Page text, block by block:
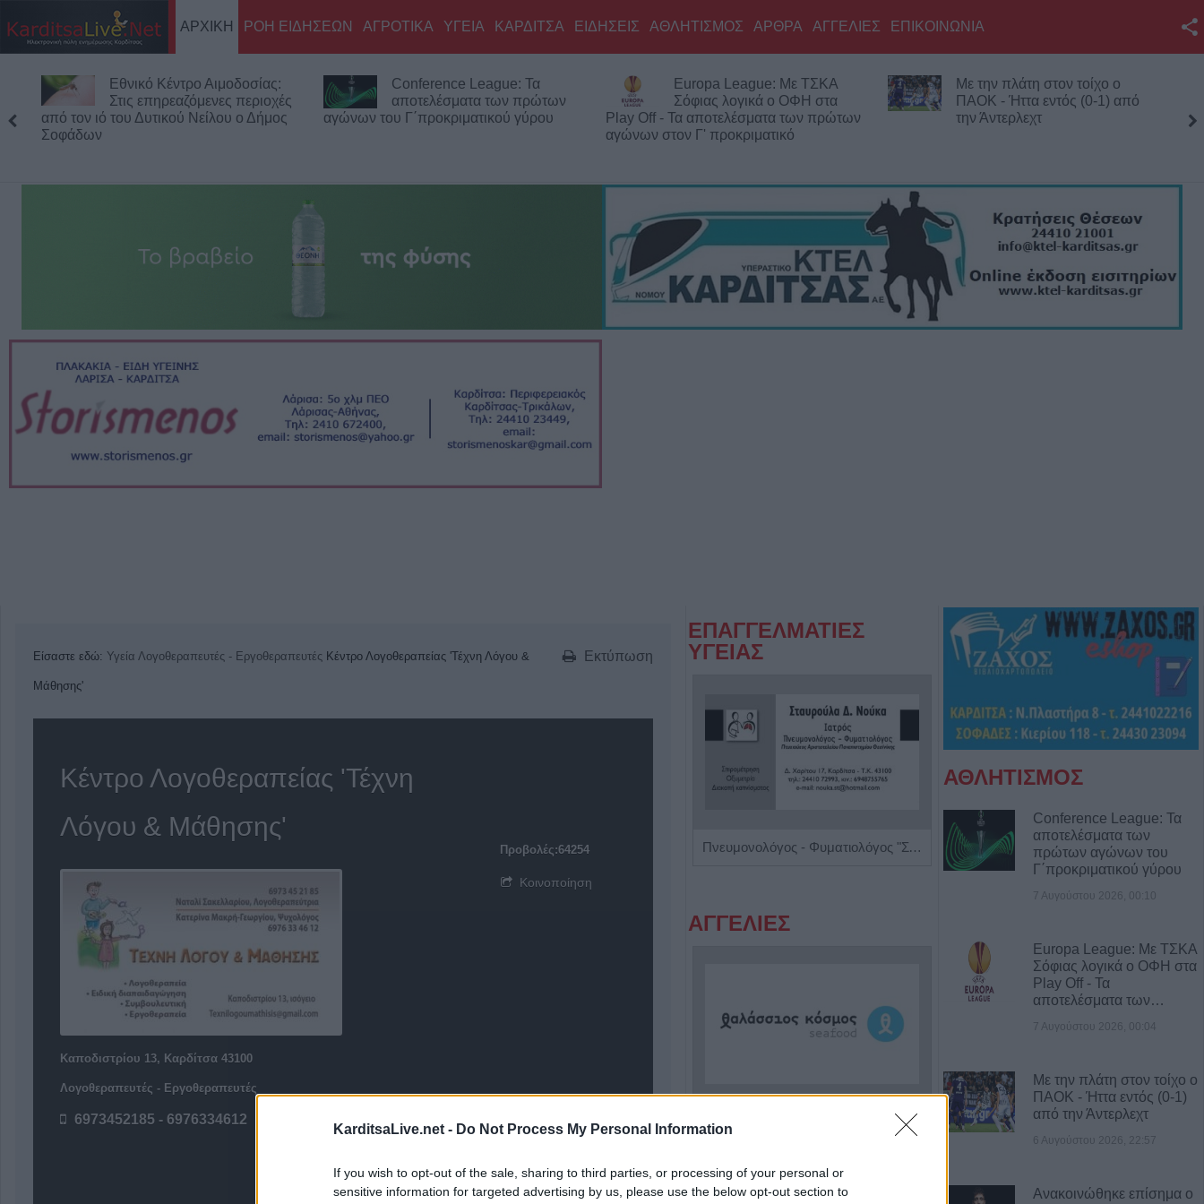
KarditsaLive.net - Do Not Process My Personal Information
If you wish to opt-out of the sale, sharing to third parties, or processing of your personal or
sensitive information for targeted advertising by us, please use the below opt-out section to
Twitter
Επικοινωνία με το
ΑΡΧΙΚΗ ΡΟΗ ΕΙΔΗΣΕΩΝ ΑΓΡΟΤΙΚΑ ΥΓΕΙΑ ΚΑΡΔΙΤΣΑ ΕΙΔΗΣΕΙΣ ΑΘΛΗΤΙΣΜΟΣ ΑΡΘΡΑ ΑΓΓΕΛΙΕΣ ΕΠΙΚΟΙΝΩΝΙΑ
Εθνικό Κέντρο Αιμοδοσίας:
Στις επηρεαζόμενες περιοχές
από τον ιό του Δυτικού Νείλου ο Δήμος
Σοφάδων
Conference League: Τα
αποτελέσματα των πρώτων
αγώνων του Γ΄προκριματικού γύρου
Europa League: Με ΤΣΚΑ
Σόφιας λογικά ο ΟΦΗ στα
Play Off - Τα αποτελέσματα των πρώτων
αγώνων στον Γ' προκριματικό
Με την πλάτη στον τοίχο ο
ΠΑΟΚ - Ήττα εντός (0-1) από
την Άντερλεχτ
Εκτύπωση
Είσαστε εδώ: Υγεία Λογοθεραπευτές - Εργοθεραπευτές Κέντρο Λογοθεραπείας 'Τέχνη Λόγου &
Μάθησης'
Κέντρο Λογοθεραπείας 'Τέχνη
Λόγου & Μάθησης'
Καποδιστρίου 13, Καρδίτσα 43100
Λογοθεραπευτές - Εργοθεραπευτές
6973452185 - 6976334612
Προβολές:64254
Κοινοποίηση
ΕΠΑΓΓΕΛΜΑΤΙΕΣ
ΥΓΕΙΑΣ
Πνευμονολόγος - Φυματιολόγος "Σταυρούλα Δ. Νούκα" Ειδικός Παθολόγος - Διαβητολόγος 'Κωνσταντίνος Απ. Κουτσιανάς"
ΑΓΓΕΛΙΕΣ
Η εταιρεία ΘΑΛΑΣΣΙΟΣ ΚΟΣΜΟΣ Α.Ε.Β.Ε. επιθυμεί να προσλάβει Αποθηκάριο
ΤΕΛΕΥΤΑΙΑ ΝΕΑ
ΑΘΛΗΤΙΣΜΟΣ
Conference League: Τα
αποτελέσματα των
πρώτων αγώνων του
Γ΄προκριματικού γύρου
7 Αυγούστου 2026, 00:10
Europa League: Με ΤΣΚΑ
Σόφιας λογικά ο ΟΦΗ στα
Play Off - Τα
αποτελέσματα των…
7 Αυγούστου 2026, 00:04
Με την πλάτη στον τοίχο ο
ΠΑΟΚ - Ήττα εντός (0-1)
από την Άντερλεχτ
6 Αυγούστου 2026, 22:57
Ανακοινώθηκε επίσημα ο